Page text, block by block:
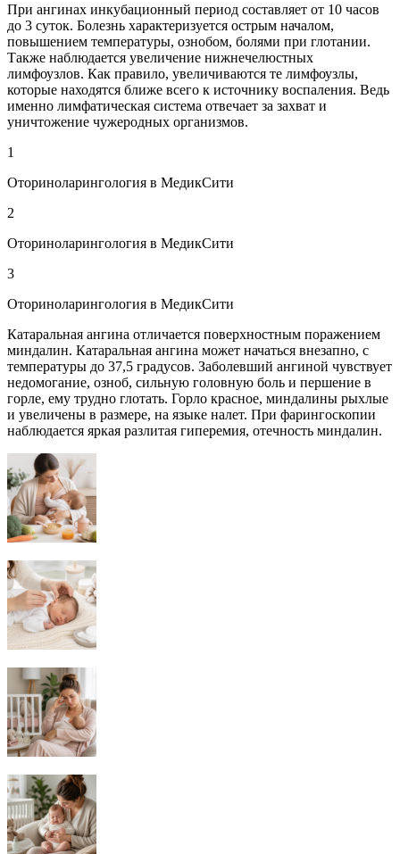
При ангинах инкубационный период составляет от 10 часов
до 3 суток. Болезнь характеризуется острым началом,
повышением температуры, ознобом, болями при глотании.
Также наблюдается увеличение нижнечелюстных
лимфоузлов. Как правило, увеличиваются те лимфоузлы,
которые находятся ближе всего к источнику воспаления. Ведь
именно лимфатическая система отвечает за захват и
уничтожение чужеродных организмов.
1
Оториноларингология в МедикСити
2
Оториноларингология в МедикСити
3
Оториноларингология в МедикСити
Катаральная ангина отличается поверхностным поражением
миндалин. Катаральная ангина может начаться внезапно, с
температуры до 37,5 градусов. Заболевший ангиной чувствует
недомогание, озноб, сильную головную боль и першение в
горле, ему трудно глотать. Горло красное, миндалины рыхлые
и увеличены в размере, на языке налет. При фарингоскопии
наблюдается яркая разлитая гиперемия, отечность миндалин.